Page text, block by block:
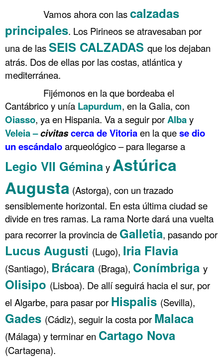
Vamos ahora con lascalzadas
principales. Los Pirineos se atravesaban por
una de lasSEIS CALZADAS que los dejaban
atrás. Dos de ellas por las costas, atlántica y
mediterránea.
Fijémonos en la que bordeaba el
Cantábrico y unía Lapurdum, en la Galia, con
Oiasso, ya en Hispania. Va a seguir porAlbay
Veleia –civitascerca de Vitoriaen la quese dio
un escándaloarqueológico – para llegarse a
Legio VII Gémina y Astúrica
Augusta (Astorga), con un trazado
sensiblemente horizontal. En esta última ciudad se
divide en tres ramas. La rama Norte dará una vuelta
para recorrer la provincia de Galletia, pasando por
Lucus Augusti (Lugo), Iria Flavia
(Santiago), Brácara (Braga), Conímbriga y
Olisipo (Lisboa). De allí seguirá hacia el sur, por
el Algarbe, para pasar por Hispalis (Sevilla),
Gades (Cádiz), seguir la costa por Malaca
(Málaga) y terminar en Cartago Nova
(Cartagena).